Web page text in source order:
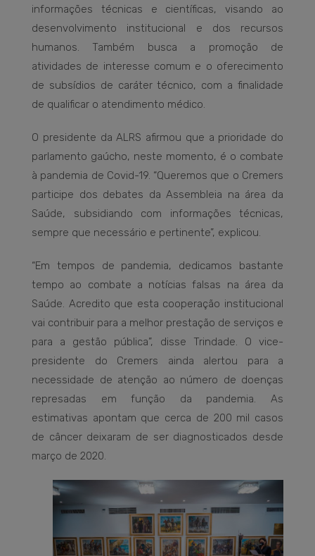
informações técnicas e científicas, visando ao
desenvolvimento institucional e dos recursos
humanos. Também busca a promoção de
atividades de interesse comum e o oferecimento
de subsídios de caráter técnico, com a finalidade
de qualificar o atendimento médico.
O presidente da ALRS afirmou que a prioridade do
parlamento gaúcho, neste momento, é o combate
à pandemia de Covid-19. “Queremos que o Cremers
participe dos debates da Assembleia na área da
Saúde, subsidiando com informações técnicas,
sempre que necessário e pertinente”, explicou.
“Em tempos de pandemia, dedicamos bastante
tempo ao combate a notícias falsas na área da
Saúde. Acredito que esta cooperação institucional
vai contribuir para a melhor prestação de serviços e
para a gestão pública”, disse Trindade. O vice-
presidente do Cremers ainda alertou para a
necessidade de atenção ao número de doenças
represadas em função da pandemia. As
estimativas apontam que cerca de 200 mil casos
de câncer deixaram de ser diagnosticados desde
março de 2020.